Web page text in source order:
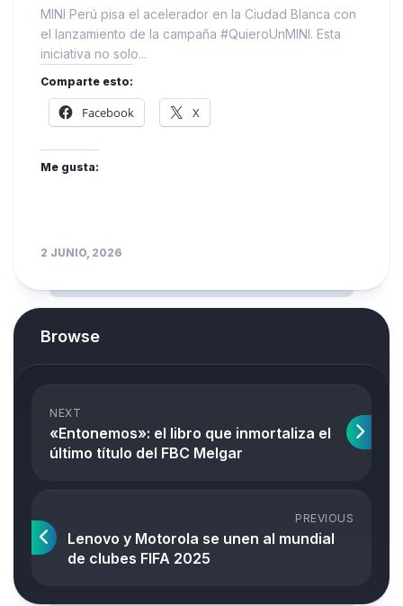
MINI Perú pisa el acelerador en la Ciudad Blanca con
el lanzamiento de la campaña #QuieroUnMINI. Esta
iniciativa no solo...
Comparte esto:
Facebook X
Me gusta:
2 JUNIO, 2026
Browse
NEXT
«Entonemos»: el libro que inmortaliza el
último título del FBC Melgar
PREVIOUS
Lenovo y Motorola se unen al mundial
de clubes FIFA 2025